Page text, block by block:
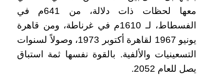
معها لحظات ذات دلالة، من 641م في
الفسطاط، لـ 1610م في غرناطة، ومن قاهرة
يونيو 1967 لقاهرة أكتوبر 1973، وصولاً لسنوات
التسعينيات والألفية. بالقوة نفسها ثمة استباق
يصل للعام 2052.